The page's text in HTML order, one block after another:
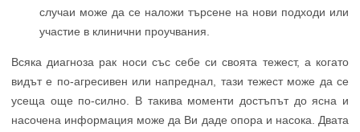
случаи може да се наложи търсене на нови подходи или
участие в клинични проучвания.
Всяка диагноза рак носи със себе си своята тежест, а когато
видът е по-агресивен или напреднал, тази тежест може да се
усеща още по-силно. В такива моменти достъпът до ясна и
насочена информация може да Ви даде опора и насока. Двата